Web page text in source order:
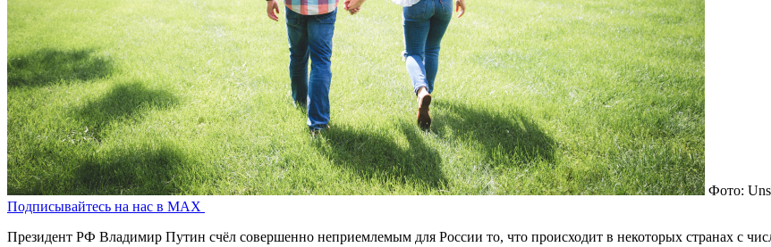
Фото:
Подписывайтесь на нас в MAX
Президент РФ Владимир Путин счёл совершенно неприемлемым для России то, что происходит в некоторых странах с